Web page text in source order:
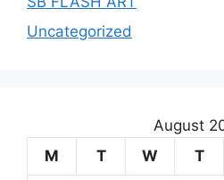
Uncategorized
August
M
T W T